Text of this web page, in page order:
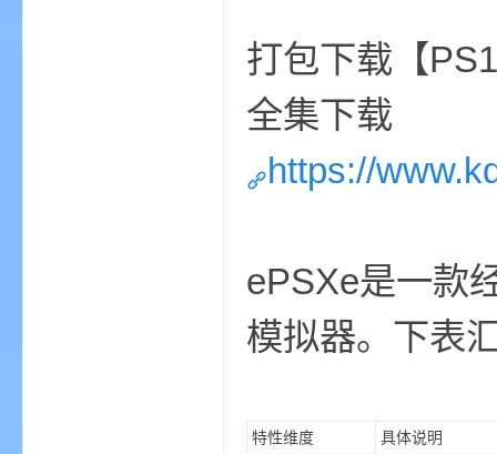
打包下载【
全集下载
https://
ePSXe是一款
模拟器。下表
特性维度
具体说明